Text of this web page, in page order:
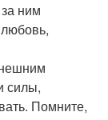
ним
силы,
Помните,